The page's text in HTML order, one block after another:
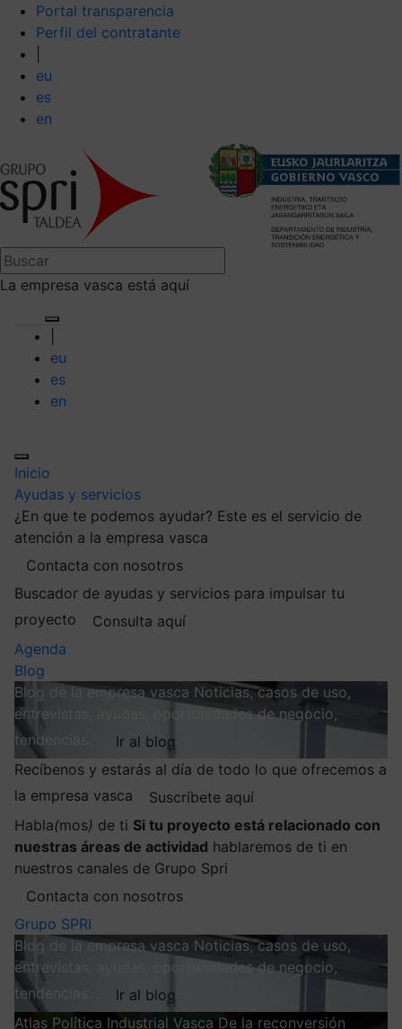
Portal transparencia
Perfil del contratante
eu
es
en
La empresa vasca está aquí
eu
es
en
Inicio
Ayudas y servicios
¿En que te podemos ayudar? Este es el servicio de
atención a la empresa vasca
Contacta con nosotros
Buscador de ayudas y servicios para impulsar tu
proyecto
Consulta aquí
Agenda
Blog
Blog de la empresa vasca Noticias, casos de uso,
entrevistas, ayudas, oportunidades de negocio,
tendencias…
Ir al blog
Recíbenos y estarás al día de todo lo que ofrecemos a
la empresa vasca
Suscríbete aquí
Habla(mos) de ti Si tu proyecto está relacionado con
nuestras áreas de actividad hablaremos de ti en
nuestros canales de Grupo Spri
Contacta con nosotros
Grupo SPRI
Blog de la empresa vasca Noticias, casos de uso,
entrevistas, ayudas, oportunidades de negocio,
tendencias…
Ir al blog
Atlas Política Industrial Vasca De la reconversión